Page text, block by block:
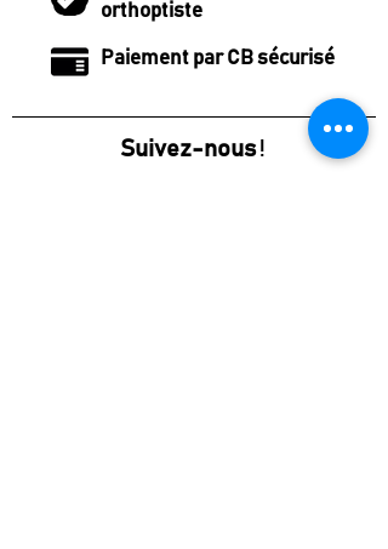
orthoptiste
Paiement par CB sécurisé
Suivez-nous!